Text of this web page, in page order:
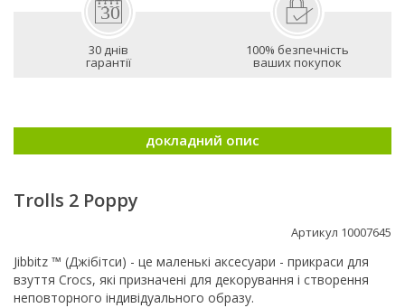
30 днів
гарантії
100% безпечність
ваших покупок
докладний опис
Trolls 2 Poppy
Артикул 10007645
Jibbitz ™ (Джібітси) - це маленькі аксесуари - прикраси для
взуття Crocs, які призначені для декорування і створення
неповторного індивідуального образу.